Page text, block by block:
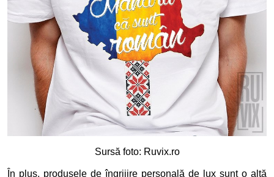
Sursă foto: Ruvix.ro
În plus, produsele de îngrijire personală de lux sunt o altă